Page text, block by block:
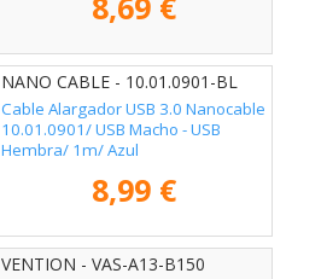
NANO CABLE - 10.01.0901-BL
Cable Alargador USB 3.0 Nanocable
10.01.0901/ USB Macho - USB
Hembra/ 1m/ Azul
8,99 €
VENTION - VAS-A13-B150